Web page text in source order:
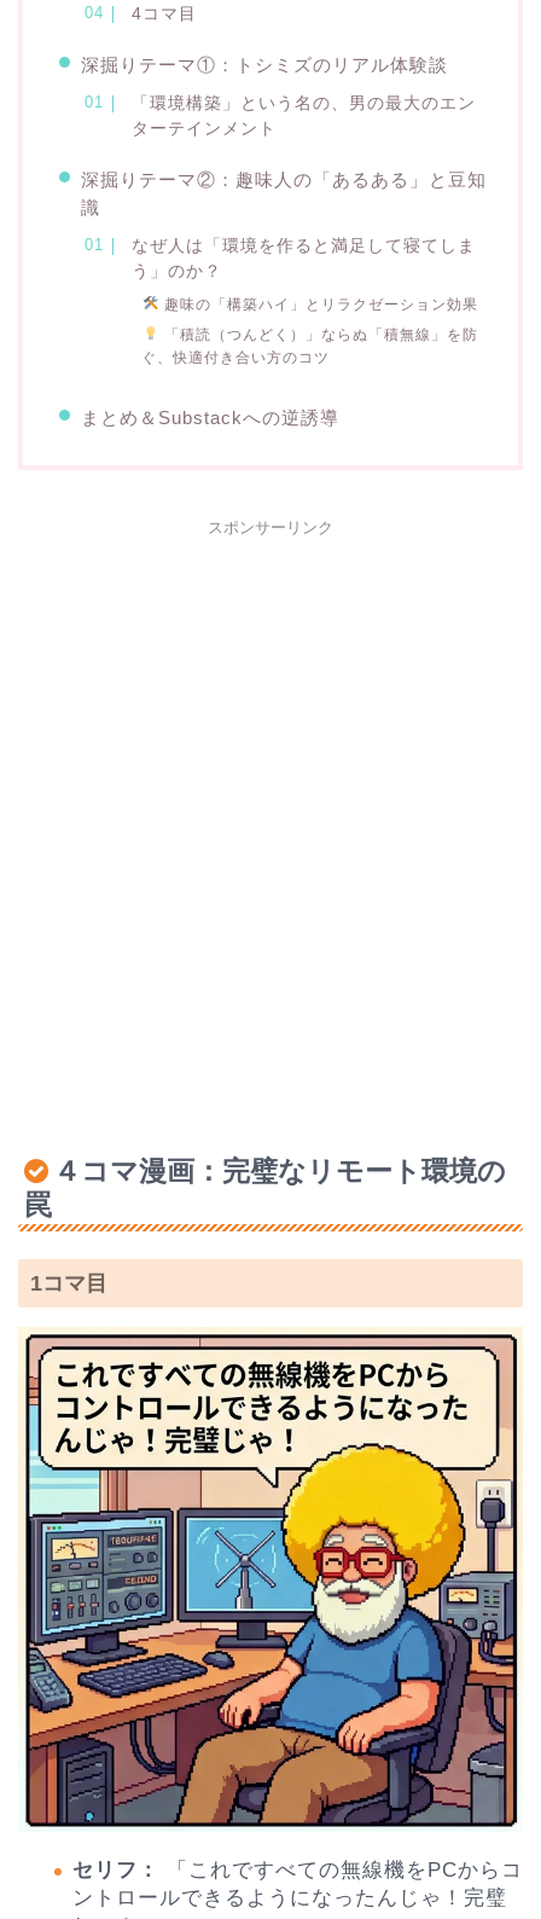
4コマ目
深掘りテーマ①：トシミズのリアル体験談
「環境構築」という名の、男の最大のエン
ターテインメント
深掘りテーマ②：趣味人の「あるある」と豆知
識
なぜ人は「環境を作ると満足して寝てしま
う」のか？
趣味の「構築ハイ」とリラクゼーション効果
「積読（つんどく）」ならぬ「積無線」を防
ぐ、快適付き合い方のコツ
まとめ＆Substackへの逆誘導
スポンサーリンク
４コマ漫画：完璧なリモート環境の
罠
1コマ目
セリフ：
「これですべての無線機をPCからコ
ントロールできるようになったんじゃ！完璧